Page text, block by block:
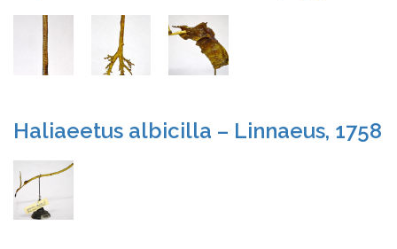
Haliaeetus albicilla – Linnaeus, 1758